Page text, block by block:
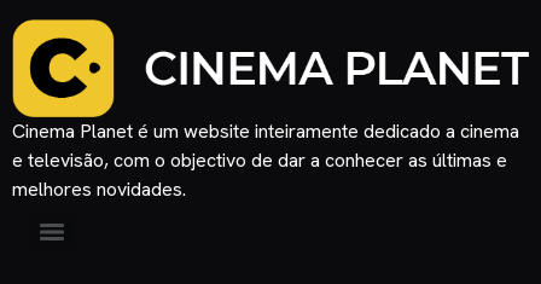
Cinema Planet é um website inteiramente dedicado a cinema
e televisão, com o objectivo de dar a conhecer as últimas e
melhores novidades.